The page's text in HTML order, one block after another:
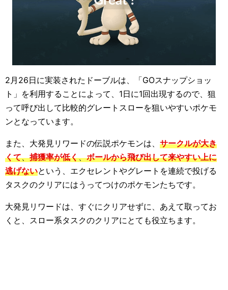
2月26日に実装されたドーブルは、「GOスナップショッ
ト」を利用することによって、1日に1回出現するので、狙
って呼び出して比較的グレートスローを狙いやすいポケモ
ンとなっています。
また、大発見リワードの伝説ポケモンは、 サークルが大き
くて、捕獲率が低く、ボールから飛び出して来やすい上に
逃げないという、エクセレントやグレートを連続で投げる
タスクのクリアにはうってつけのポケモンたちです。
大発見リワードは、すぐにクリアせずに、あえて取ってお
くと、スロー系タスクのクリアにとても役立ちます。